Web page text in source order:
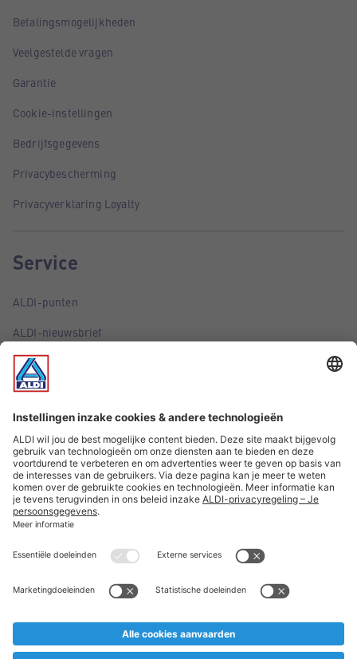
Betalingsmogelijkheden
Veelgestelde vragen
Garantie
Cookie-instellingen
Bedrijfsgegevens
Privacybescherming
Privacyverklaring Loyalty
Service
ALDI-punten
ALDI-nieuwsbrief
ALDI-folder via e-mail
Aanbiedingen
Belangrijke informatie
ALDI België volgen
* Voetnoten en juridische informatie
* Deze artikelen verkopen wij tijdelijk en zolang de voorraad
strekt. Mochten zij ondanks zorgvuldige planning te snel